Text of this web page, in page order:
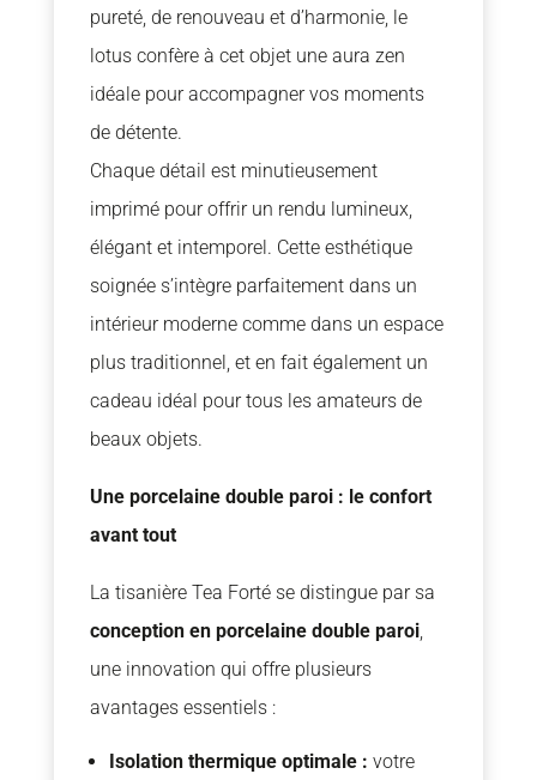
pureté, de renouveau et d’harmonie, le
lotus confère à cet objet une aura zen
idéale pour accompagner vos moments
de détente.
Chaque détail est minutieusement
imprimé pour offrir un rendu lumineux,
élégant et intemporel. Cette esthétique
soignée s’intègre parfaitement dans un
intérieur moderne comme dans un espace
plus traditionnel, et en fait également un
cadeau idéal pour tous les amateurs de
beaux objets.
Une porcelaine double paroi : le confort
avant tout
La tisanière Tea Forté se distingue par sa
conception en porcelaine double paroi,
une innovation qui offre plusieurs
avantages essentiels :
Isolation thermique optimale : votre